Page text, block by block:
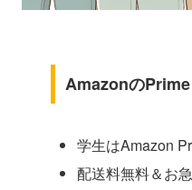
Amazonの
学生はAmazon
配送料無料＆お